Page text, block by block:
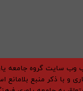
وب سایت گروه جامعه
و با ذکر منبع